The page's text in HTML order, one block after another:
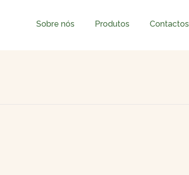
Sobre nós Produtos Contactos